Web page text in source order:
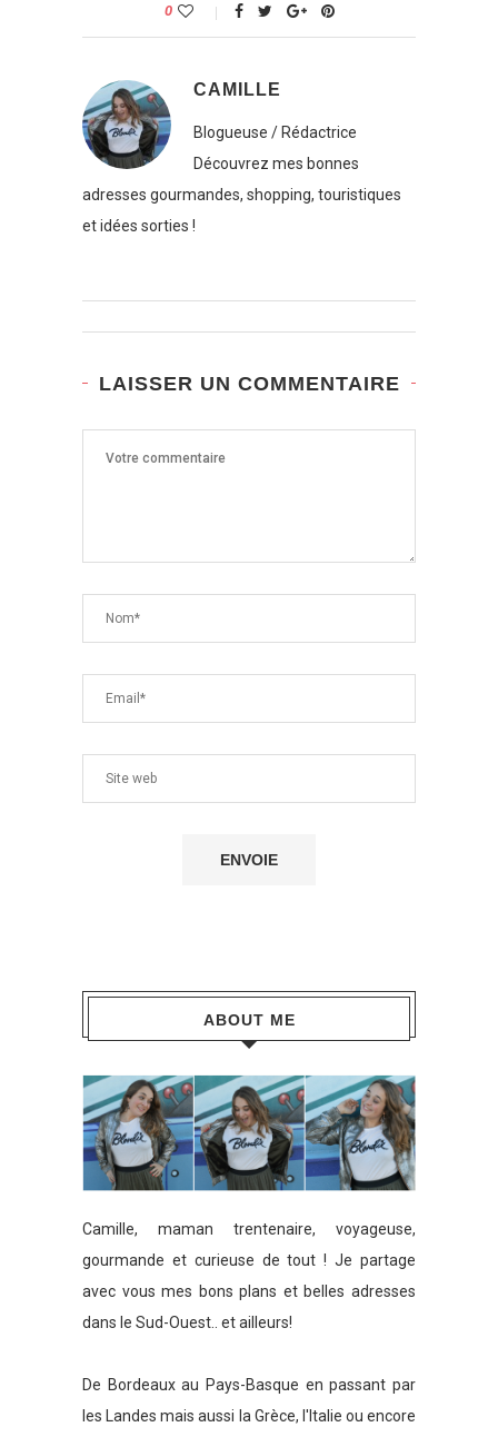
0
CAMILLE
Blogueuse / Rédactrice
Découvrez mes bonnes
adresses gourmandes, shopping, touristiques
et idées sorties !
LAISSER UN COMMENTAIRE
ABOUT ME
Camille, maman trentenaire, voyageuse,
gourmande et curieuse de tout ! Je partage
avec vous mes bons plans et belles adresses
dans le Sud-Ouest.. et ailleurs!
De Bordeaux au Pays-Basque en passant par
les Landes mais aussi la Grèce, l'Italie ou encore